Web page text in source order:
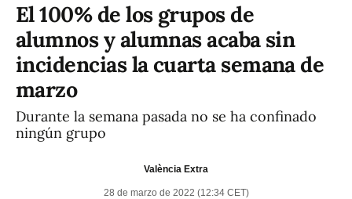
El 100% de los grupos de
alumnos y alumnas acaba sin
incidencias la cuarta semana de
marzo
Durante la semana pasada no se ha confinado
ningún grupo
València Extra
28 de marzo de 2022 (12:34 CET)